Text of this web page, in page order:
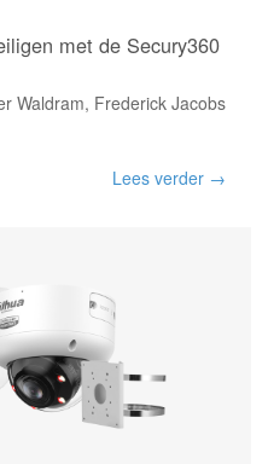
met de Secury360
Waldram, Frederick Jacobs
Lees verder →